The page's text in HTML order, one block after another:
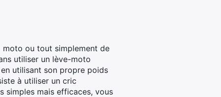
moto ou tout simplement de
utiliser un lève-moto
utilisant son propre poids
à utiliser un cric
simples mais efficaces, vous